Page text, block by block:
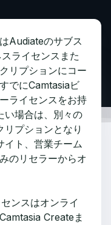
Audiateのサブス
ライセンスまた
リプションにコー
でにCamtasiaビ
ライセンスをお持
い場合は、別々の
プションとなり
イト、営業チーム
のリセラーからオ
ンスはオンライ
Createま